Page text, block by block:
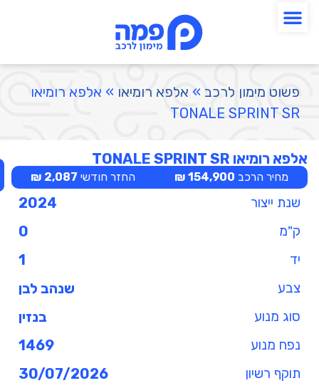
פשוט מימון לרכב » אלפא רומיאו » אלפא רומיאו
TONALE SPRINT SR
אלפא רומיאו TONALE SPRINT SR
מחיר הרכב 154,900 ₪ החזר חודשי 2,087 ₪
שנת ייצור 2024
ק"מ 0
יד 1
צבע שנהב לבן
סוג מנוע בנזין
נפח מנוע 1469
תוקף רשיון 30/07/2026